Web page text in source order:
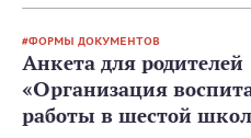
ФОРМЫ ДОКУМЕНТОВ
Анкета для родителей
«Организация
работы в шестой